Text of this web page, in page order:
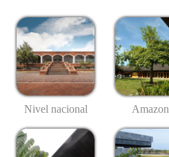
Nivel nacional